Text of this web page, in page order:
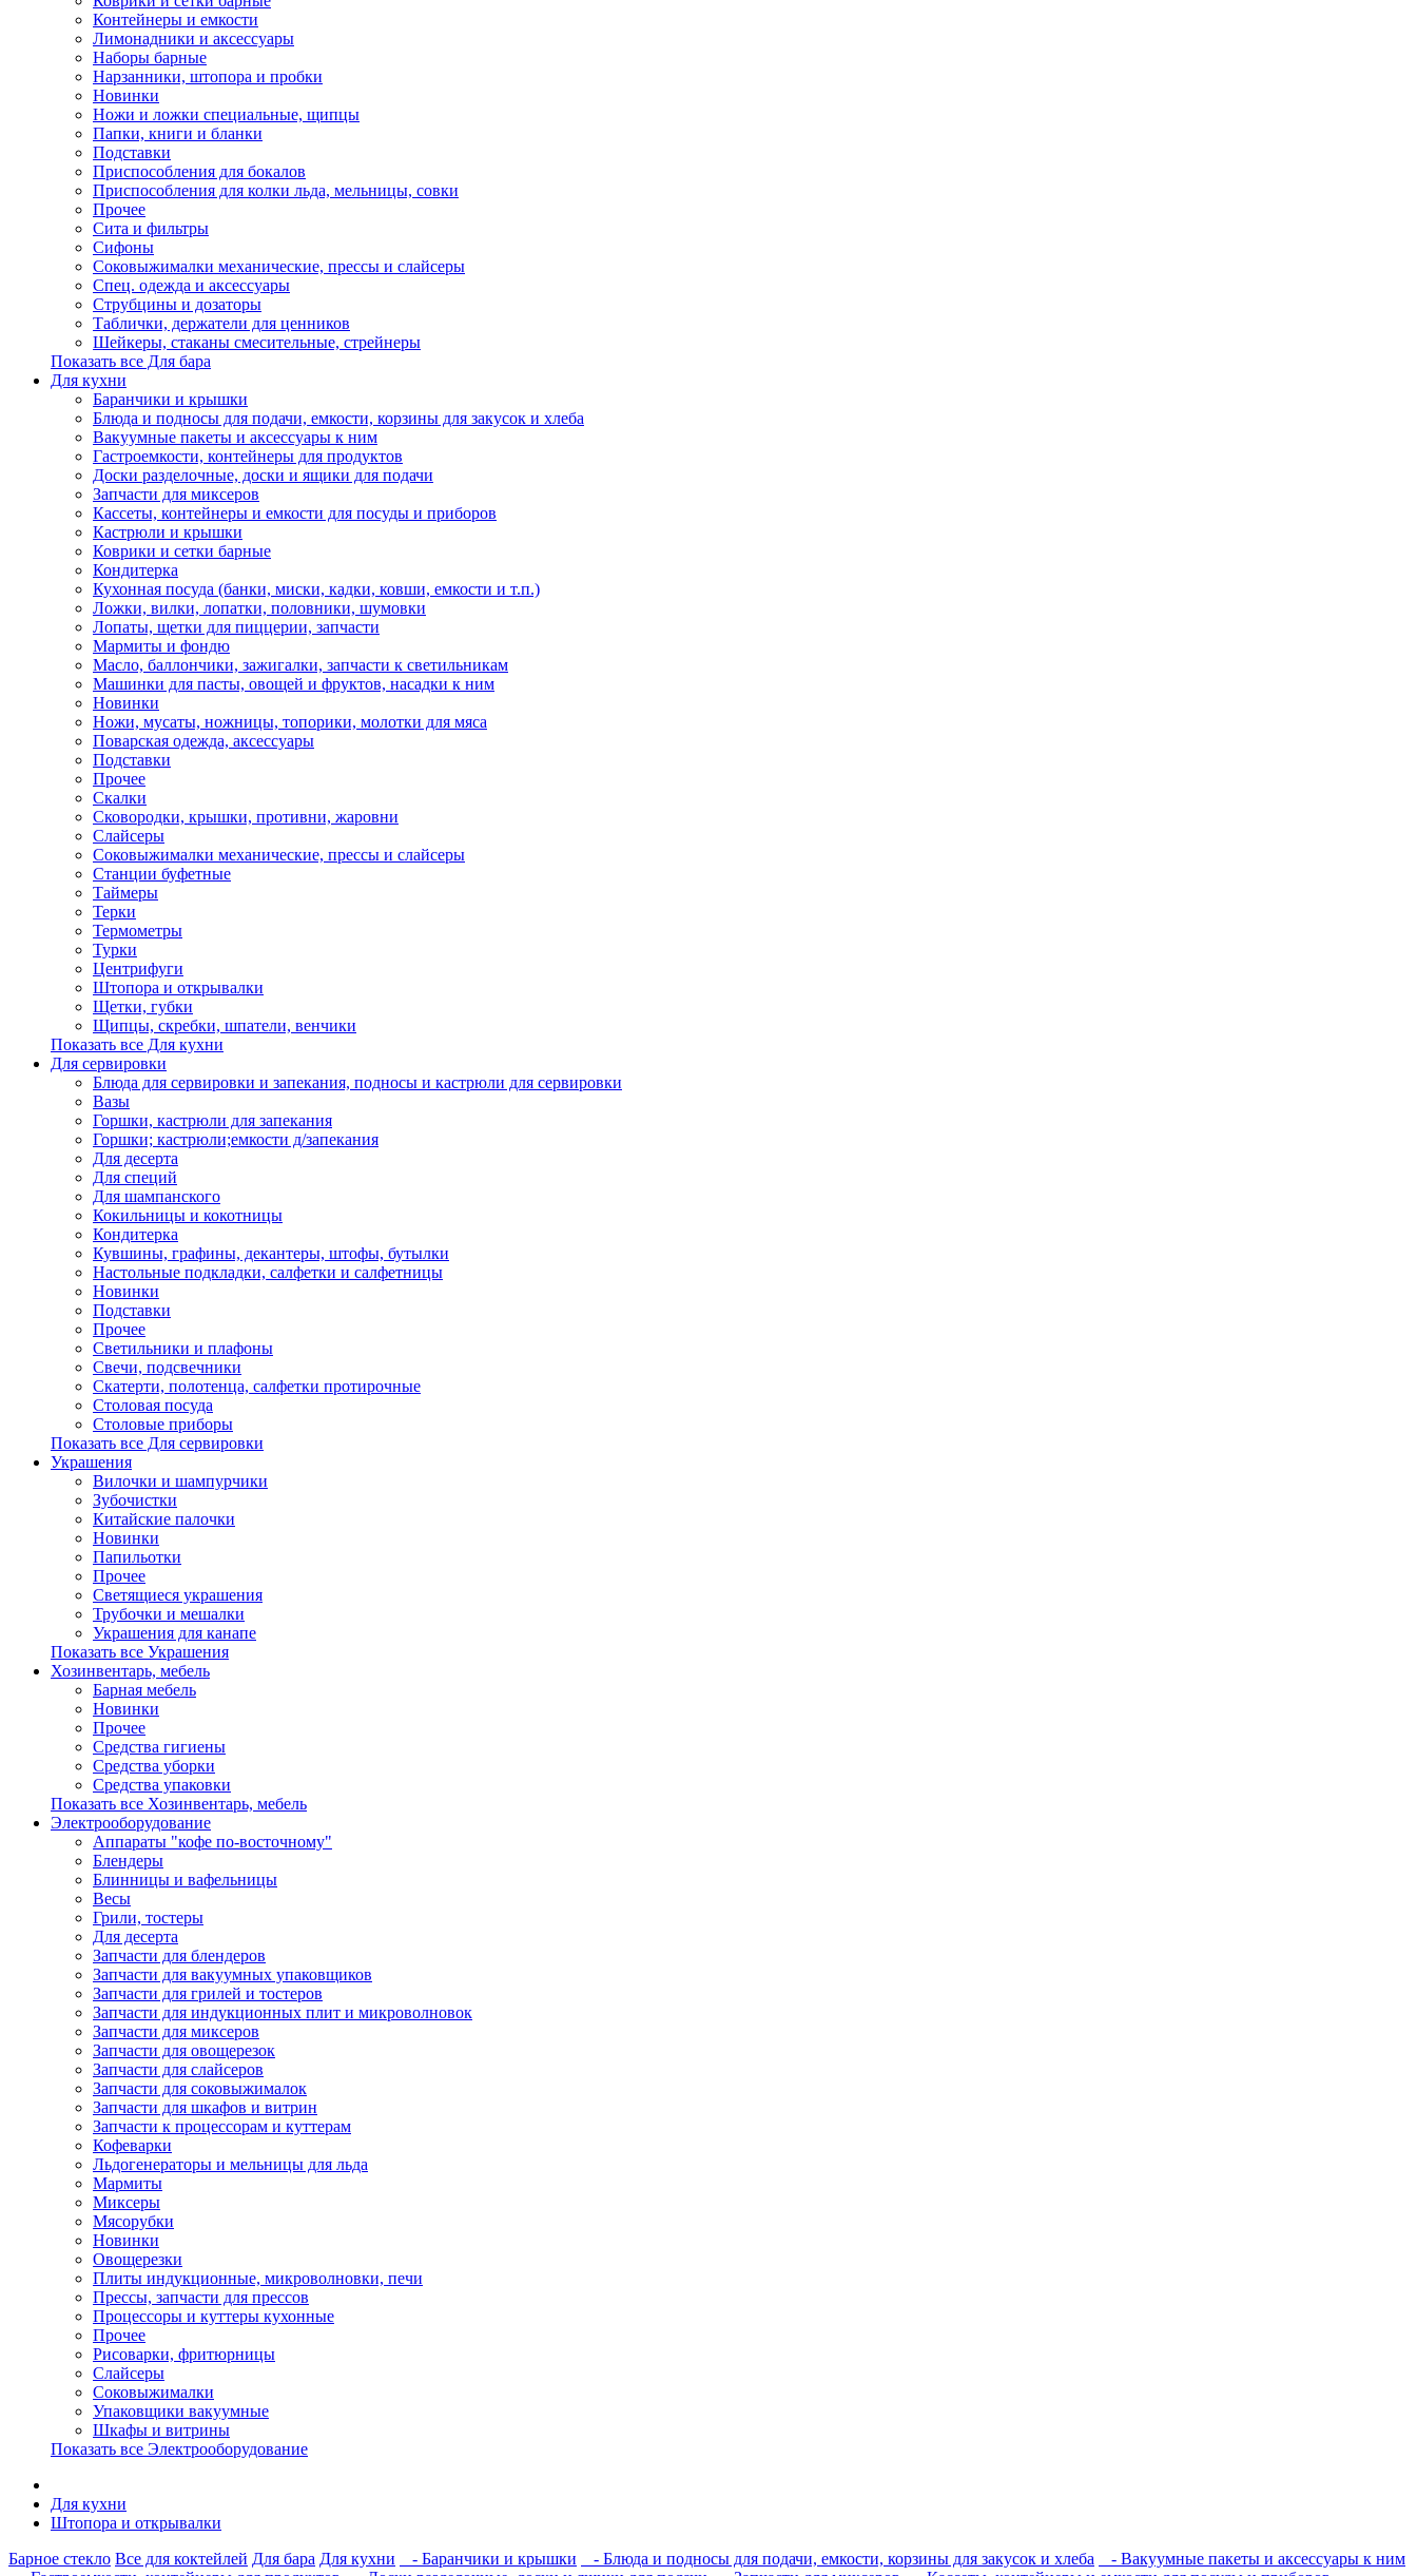
Контейнеры и емкости
Лимонадники и аксессуары
Наборы барные
Нарзанники, штопора и пробки
Новинки
Ножи и ложки специальные, щипцы
Папки, книги и бланки
Подставки
Приспособления для бокалов
Приспособления для колки льда, мельницы, совки
Прочее
Сита и фильтры
Сифоны
Соковыжималки механические, прессы и слайсеры
Спец. одежда и аксессуары
Струбцины и дозаторы
Таблички, держатели для ценников
Шейкеры, стаканы смесительные, стрейнеры
Показать все Для бара
Для кухни
Баранчики и крышки
Блюда и подносы для подачи, емкости, корзины для закусок и хлеба
Вакуумные пакеты и аксессуары к ним
Гастроемкости, контейнеры для продуктов
Доски разделочные, доски и ящики для подачи
Запчасти для миксеров
Кассеты, контейнеры и емкости для посуды и приборов
Кастрюли и крышки
Коврики и сетки барные
Кондитерка
Кухонная посуда (банки, миски, кадки, ковши, емкости и т.п.)
Ложки, вилки, лопатки, половники, шумовки
Лопаты, щетки для пиццерии, запчасти
Мармиты и фондю
Масло, баллончики, зажигалки, запчасти к светильникам
Машинки для пасты, овощей и фруктов, насадки к ним
Новинки
Ножи, мусаты, ножницы, топорики, молотки для мяса
Поварская одежда, аксессуары
Подставки
Прочее
Скалки
Сковородки, крышки, противни, жаровни
Слайсеры
Соковыжималки механические, прессы и слайсеры
Станции буфетные
Таймеры
Терки
Термометры
Турки
Центрифуги
Штопора и открывалки
Щетки, губки
Щипцы, скребки, шпатели, венчики
Показать все Для кухни
Для сервировки
Блюда для сервировки и запекания, подносы и кастрюли для сервировки
Вазы
Горшки, кастрюли для запекания
Горшки; кастрюли;емкости д/запекания
Для десерта
Для специй
Для шампанского
Кокильницы и кокотницы
Кондитерка
Кувшины, графины, декантеры, штофы, бутылки
Настольные подкладки, салфетки и салфетницы
Новинки
Подставки
Прочее
Светильники и плафоны
Свечи, подсвечники
Скатерти, полотенца, салфетки протирочные
Столовая посуда
Столовые приборы
Показать все Для сервировки
Украшения
Вилочки и шампурчики
Зубочистки
Китайские палочки
Новинки
Папильотки
Прочее
Светящиеся украшения
Трубочки и мешалки
Украшения для канапе
Показать все Украшения
Хозинвентарь, мебель
Барная мебель
Новинки
Прочее
Средства гигиены
Средства уборки
Средства упаковки
Показать все Хозинвентарь, мебель
Электрооборудование
Аппараты "кофе по-восточному"
Блендеры
Блинницы и вафельницы
Весы
Грили, тостеры
Для десерта
Запчасти для блендеров
Запчасти для вакуумных упаковщиков
Запчасти для грилей и тостеров
Запчасти для индукционных плит и микроволновок
Запчасти для миксеров
Запчасти для овощерезок
Запчасти для слайсеров
Запчасти для соковыжималок
Запчасти для шкафов и витрин
Запчасти к процессорам и куттерам
Кофеварки
Льдогенераторы и мельницы для льда
Мармиты
Миксеры
Мясорубки
Новинки
Овощерезки
Плиты индукционные, микроволновки, печи
Прессы, запчасти для прессов
Процессоры и куттеры кухонные
Прочее
Рисоварки, фритюрницы
Слайсеры
Соковыжималки
Упаковщики вакуумные
Шкафы и витрины
Показать все Электрооборудование
Для кухни
Штопора и открывалки
Барное стекло Все для коктейлей Для бара Для кухни - Баранчики и крышки - Блюда и подносы для подачи, емкости, корзины для закусок и хлеба
- Вакуумные пакеты и аксессуары к ним